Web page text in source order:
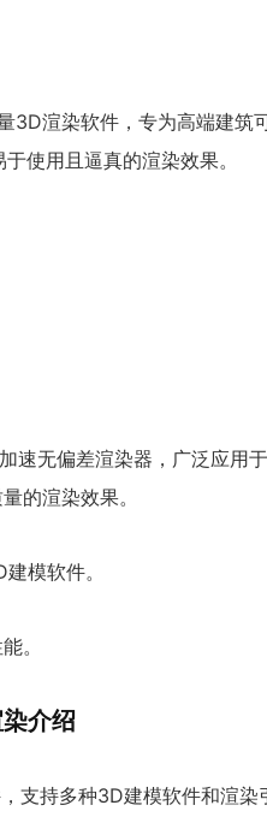
渲染软件，专为高端建筑
使用且逼真的渲染效果。
速无偏差渲染器，广泛应用
的渲染效果。
模软件。
。
介绍
支持多种3D建模软件和渲